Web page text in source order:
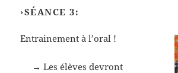
›SÉANCE 3:
Entrainement à l’oral !
→ Les élèves devront